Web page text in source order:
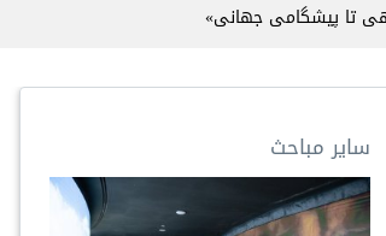
تا پیشگامی جهانی»
سایر مباحث